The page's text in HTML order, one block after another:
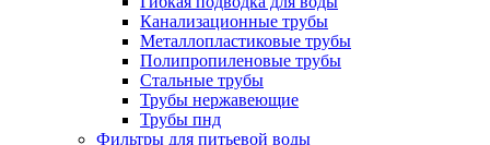
Канализационные трубы
Металлопластиковые трубы
Полипропиленовые трубы
Стальные трубы
Трубы нержавеющие
Трубы пнд
Фильтры для питьевой воды